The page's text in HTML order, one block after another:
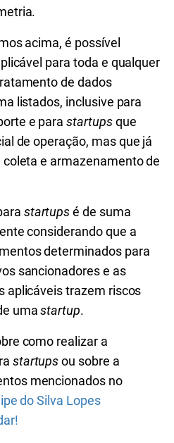
acima, é possível
para toda e qualquer
de dados
listados, inclusive para
e parastartupsque
de operação, mas que já
e armazenamento de
startupsé de suma
considerando que a
determinados para
sancionadores e as
aplicáveis trazem riscos
umastartup.
como realizar a
startupsou sobre a
mencionados no
do Silva Lopes